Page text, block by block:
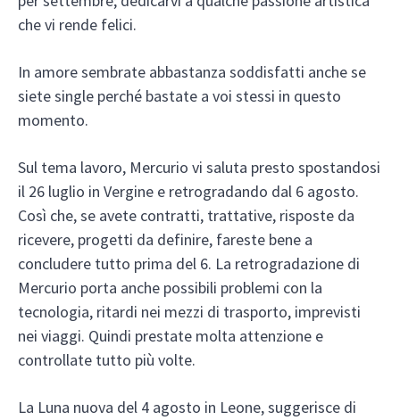
che vi rende felici.
In amore sembrate abbastanza soddisfatti anche se
siete single perché bastate a voi stessi in questo
momento.
Sul tema lavoro, Mercurio vi saluta presto spostandosi
il 26 luglio in Vergine e retrogradando dal 6 agosto.
Così che, se avete contratti, trattative, risposte da
ricevere, progetti da definire, fareste bene a
concludere tutto prima del 6. La retrogradazione di
Mercurio porta anche possibili problemi con la
tecnologia, ritardi nei mezzi di trasporto, imprevisti
nei viaggi. Quindi prestate molta attenzione e
controllate tutto più volte.
La Luna nuova del 4 agosto in Leone, suggerisce di